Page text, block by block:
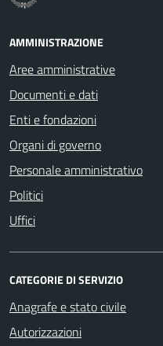
AMMINISTRAZIONE
Aree amministrative
Documenti e dati
Enti e fondazioni
Organi di governo
Personale amministrativo
Politici
Uffici
CATEGORIE DI SERVIZIO
Anagrafe e stato civile
Autorizzazioni